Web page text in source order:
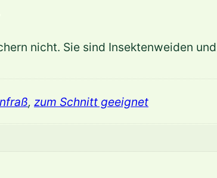
m
l
e
c
nicht. Sie sind Insektenweiden
, zum Schnitt geeignet